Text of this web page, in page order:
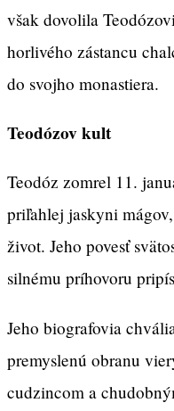
však dovolila
horlivého zástancu
do svojho monastiera.
Teodózov kult
Teodóz zomrel 11.
priľahlej jaskyni
život. Jeho povesť
silnému príhovoru
Jeho biografovia
premyslenú obranu
cudzincom a